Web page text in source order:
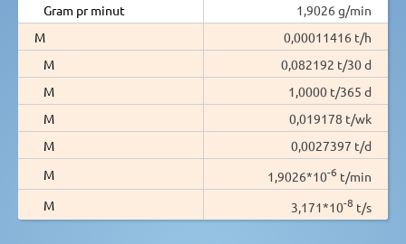
Gram pr minut
1,9026 g/min
M
0,00011416 t/h
M
0,082192 t/30 d
M
1,0000 t/365 d
M
0,019178 t/wk
M
0,0027397 t/d
M
1,9026*10-6 t/min
M
3,171*10-8 t/s